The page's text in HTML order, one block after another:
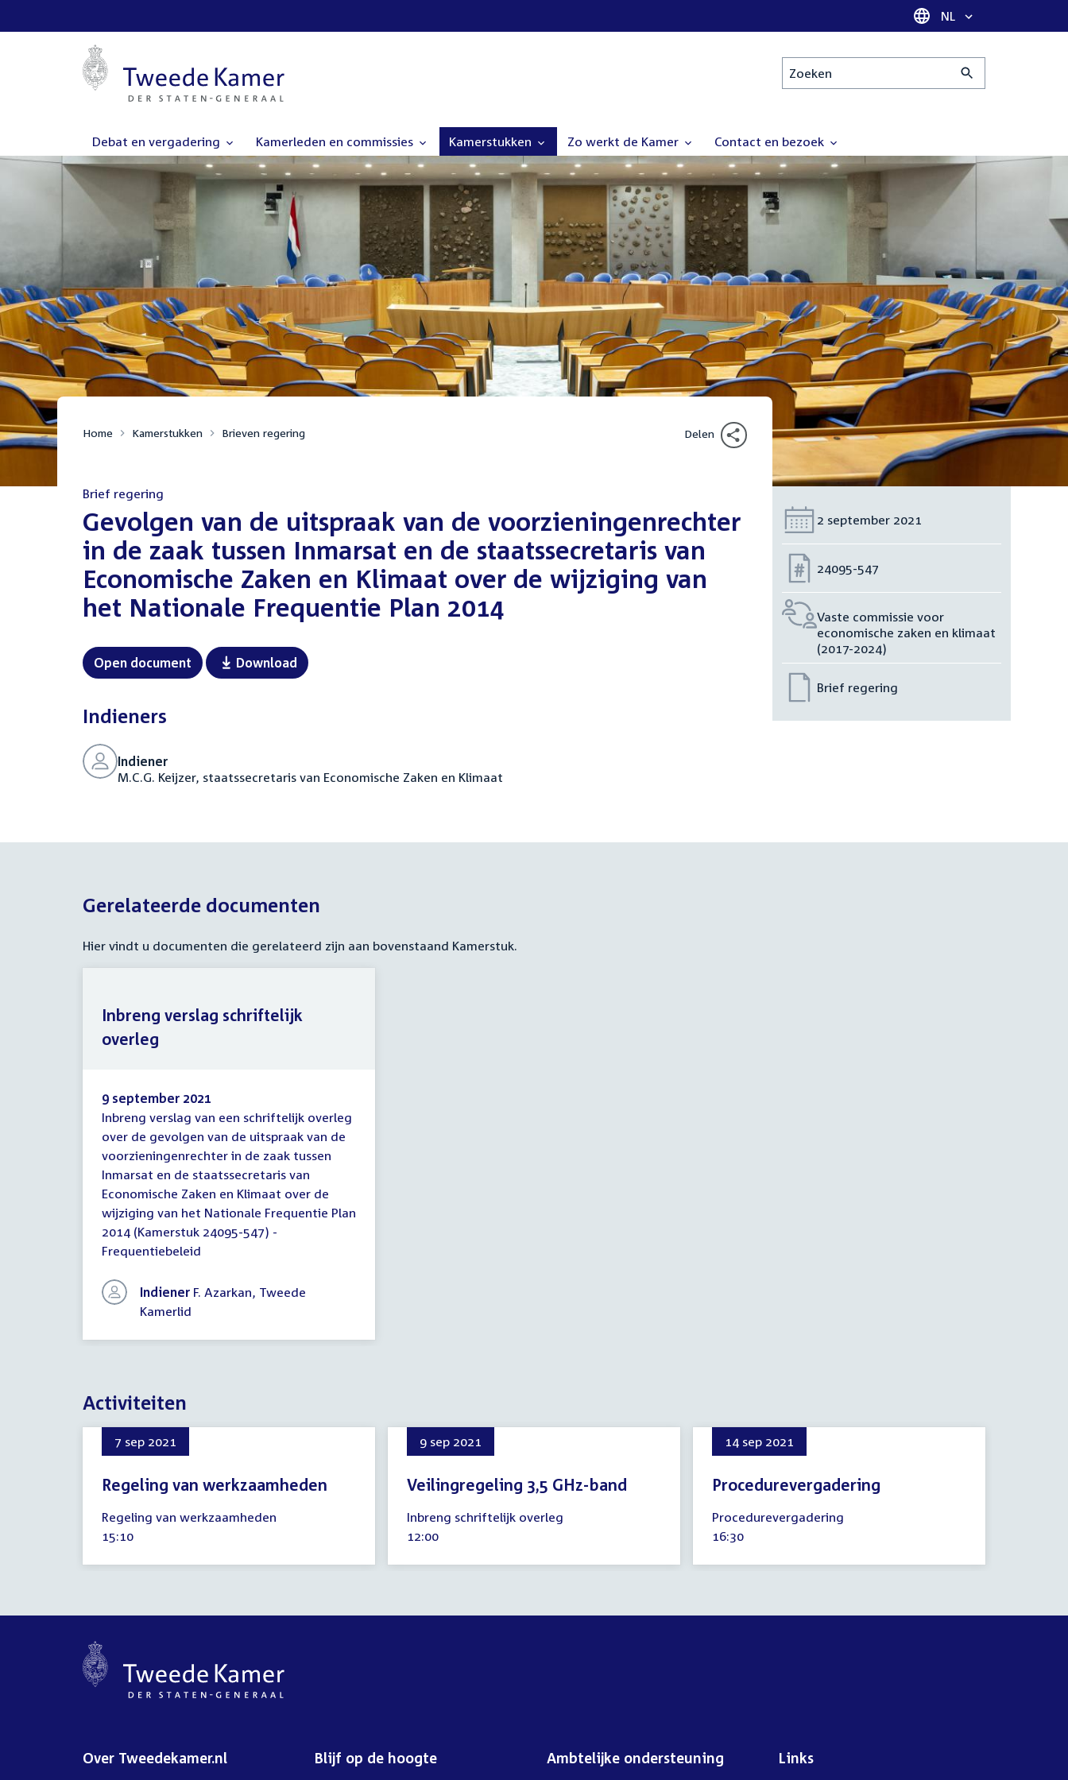
Taal selectie
NL
Zoeken
Debat en vergadering Kamerleden en commissies Kamerstukken Zo werkt de Kamer Contact en bezoek
Home Kamerstukken Brieven regering Delen
Brief regering
:Gevolgen van de uitspraak van de voorzieningenrechter
in de zaak tussen Inmarsat en de staatssecretaris van
Economische Zaken en Klimaat over de wijziging van
het Nationale Frequentie Plan 2014
Open document Download
Indieners
Indiener
M.C.G. Keijzer, staatssecretaris van Economische Zaken en Klimaat
Datum:
2 september 2021
Nummer:
24095-547
Vaste commissie voor
economische zaken en klimaat
(2017-2024)
Brief regering
Gerelateerde documenten
Hier vindt u documenten die gerelateerd zijn aan bovenstaand Kamerstuk.
Inbreng
verslag
schriftelijk
overleg
9 september 2021
Inbreng verslag van een schriftelijk overleg
over de gevolgen van de uitspraak van de
voorzieningenrechter in de zaak tussen
Inmarsat en de staatssecretaris van
Economische Zaken en Klimaat over de
wijziging van het Nationale Frequentie Plan
2014 (Kamerstuk 24095-547) -
Frequentiebeleid
Indiener F. Azarkan, Tweede
Kamerlid
Inbreng verslag schriftelijk
overleg
Activiteiten
7 sep 2021
Regeling van werkzaamheden
september
2021
Regeling van werkzaamheden
Tijd
15:10
9 sep 2021
Veilingregeling 3,5 GHz-band
september
2021
Inbreng schriftelijk overleg
Tijd
12:00
14 sep 2021
Procedurevergadering
september
2021
Procedurevergadering
Tijd
16:30
Over Tweedekamer.nl Blijf op de hoogte Ambtelijke ondersteuning Links